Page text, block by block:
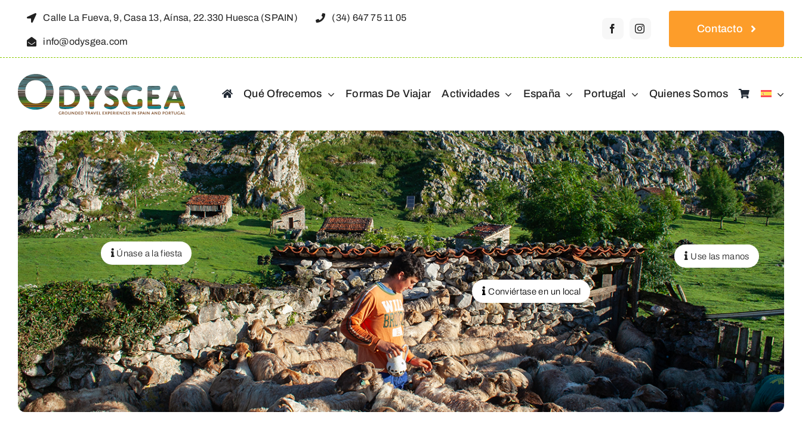
contenido
Calle La Fueva, 9, Casa 13, Aínsa, 22.330 Huesca (SPAIN) (34) 647 75 11 05
info@odysgea.com
Contacto
Qué Ofrecemos Formas De Viajar Actividades España Portugal Quienes Somos
Conviértase en un local
Use las manos
Únase a la fiesta